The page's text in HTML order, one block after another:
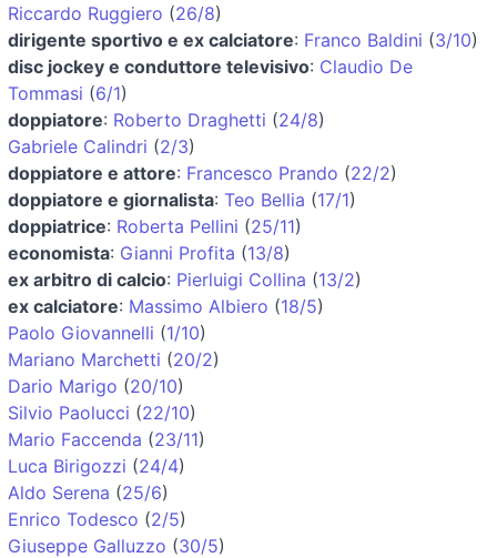
Riccardo Ruggiero (26/8)
dirigente sportivo e ex calciatore: Franco Baldini (3/10)
disc jockey e conduttore televisivo: Claudio De
Tommasi (6/1)
doppiatore: Roberto Draghetti (24/8)
Gabriele Calindri (2/3)
doppiatore e attore: Francesco Prando (22/2)
doppiatore e giornalista: Teo Bellia (17/1)
doppiatrice: Roberta Pellini (25/11)
economista: Gianni Profita (13/8)
ex arbitro di calcio: Pierluigi Collina (13/2)
ex calciatore: Massimo Albiero (18/5)
Paolo Giovannelli (1/10)
Mariano Marchetti (20/2)
Dario Marigo (20/10)
Silvio Paolucci (22/10)
Mario Faccenda (23/11)
Luca Birigozzi (24/4)
Aldo Serena (25/6)
Enrico Todesco (2/5)
Giuseppe Galluzzo (30/5)